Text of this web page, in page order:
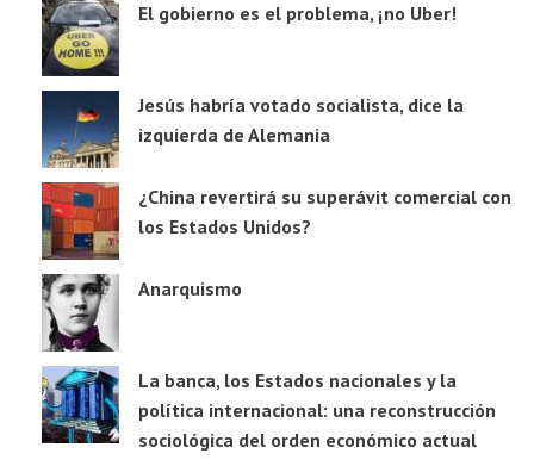
El gobierno es el problema, ¡no Uber!
Jesús habría votado socialista, dice la
izquierda de Alemania
¿China revertirá su superávit comercial con
los Estados Unidos?
Anarquismo
La banca, los Estados nacionales y la
política internacional: una reconstrucción
sociológica del orden económico actual